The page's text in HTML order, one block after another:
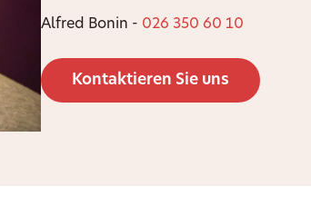
Alfred Bonin - 026 350 60 10
Kontaktieren Sie uns